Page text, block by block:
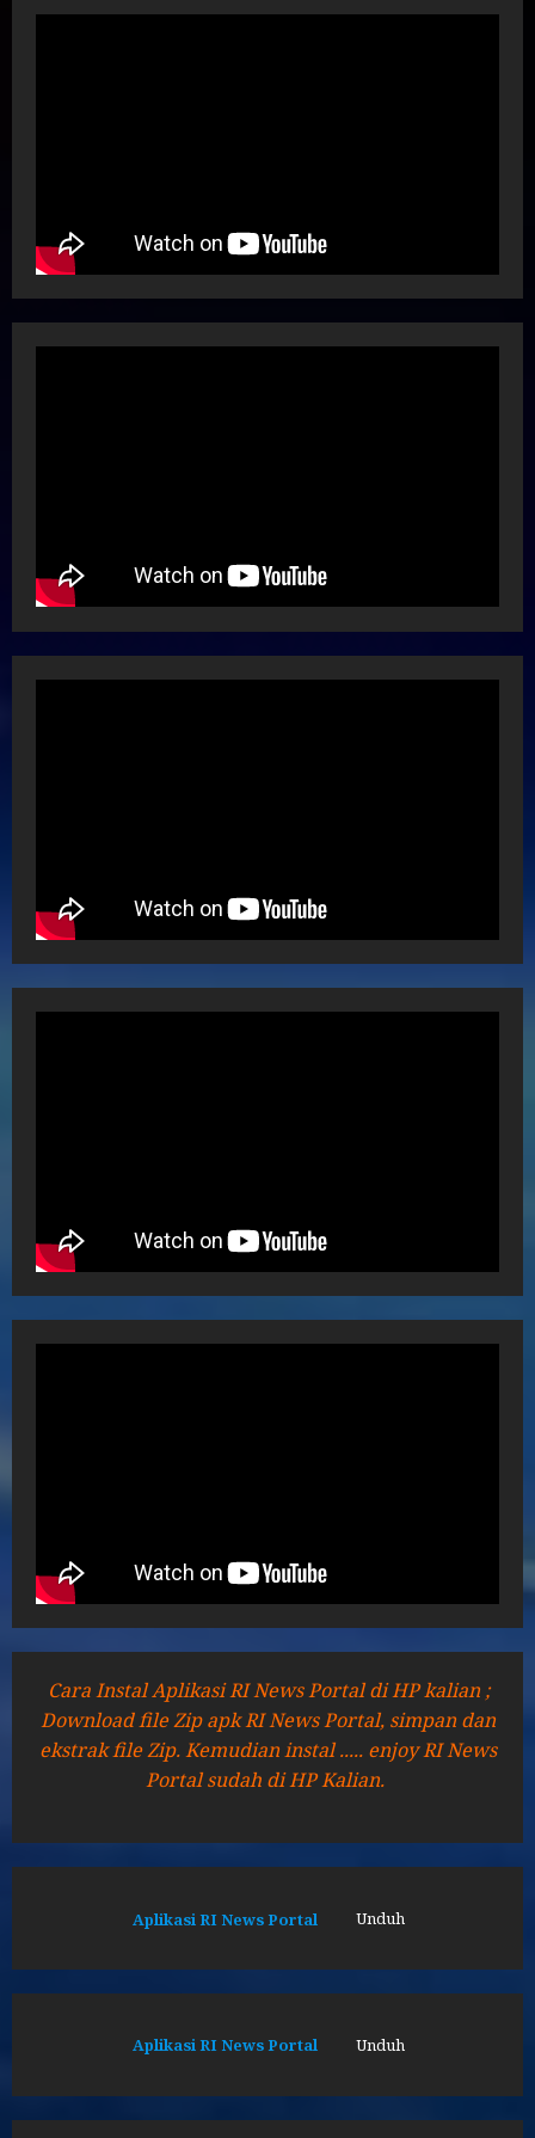
Cara Instal Aplikasi RI News Portal di HP kalian ;
Download file Zip apk RI News Portal, simpan dan
ekstrak file Zip. Kemudian instal ..... enjoy RI News
Portal sudah di HP Kalian.
Aplikasi RI News Portal Unduh
Aplikasi RI News Portal Unduh